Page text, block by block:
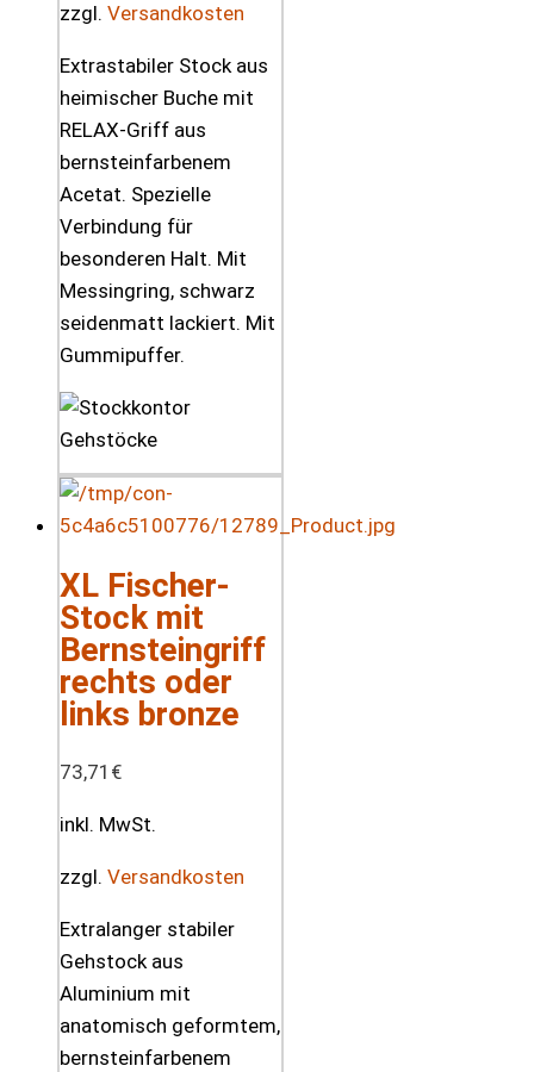
zzgl. Versandkosten
Extrastabiler Stock aus
heimischer Buche mit
RELAX-Griff aus
bernsteinfarbenem
Acetat. Spezielle
Verbindung für
besonderen Halt. Mit
Messingring, schwarz
seidenmatt lackiert. Mit
Gummipuffer.
XL Fischer-
Stock mit
Bernsteingriff
rechts oder
links bronze
73,71 €
inkl. MwSt.
zzgl. Versandkosten
Extralanger stabiler
Gehstock aus
Aluminium mit
anatomisch geformtem,
bernsteinfarbenem